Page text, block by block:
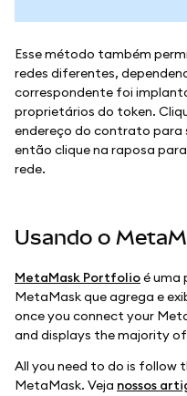
Esse método também
redes diferentes,
correspondente foi
proprietários do token.
endereço do contrato para
então clique na raposa
rede.
Usando o
MetaMask Portfolioé uma
MetaMask que agrega e
once you connect your
and displays the majority
All you need to do is follow
MetaMask. Veja nossos